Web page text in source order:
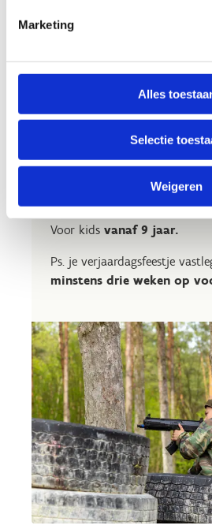
Marketing
Alles
Selectie
Weigeren
Let op, dit feestje bieden we
. Minimum 10-,
Kom je toch met minder dan
betaal je het bedrag dat
Voor kids vanaf 9 jaar.
Ps. je verjaardagsfeestje
minstens drie weken op